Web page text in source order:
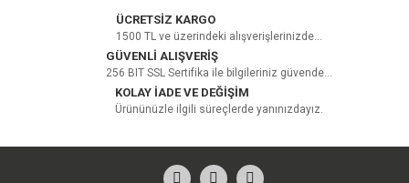
ÜCRETSİZ KARGO
1500 TL ve üzerindeki alışverişlerinizde...
GÜVENLİ ALIŞVERİŞ
256 BIT SSL Sertifika ile bilgileriniz güvende...
KOLAY İADE VE DEĞİŞİM
Ürününüzle ilgili süreçlerde yanınızdayız.